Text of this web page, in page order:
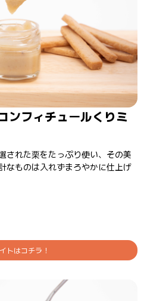
ンフィチュールくりミ
された栗をたっぷり使い、その美
なものは入れずまろやかに仕上げ
トはコチラ！